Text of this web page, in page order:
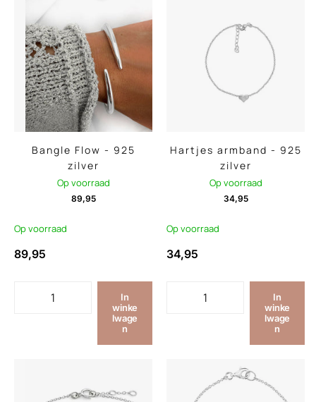
Bangle Flow - 925
zilver
Op voorraad
89,95
Op voorraad
89,95
In
winke
lwage
n
Hartjes armband - 925
zilver
Op voorraad
34,95
Op voorraad
34,95
In
winke
lwage
n